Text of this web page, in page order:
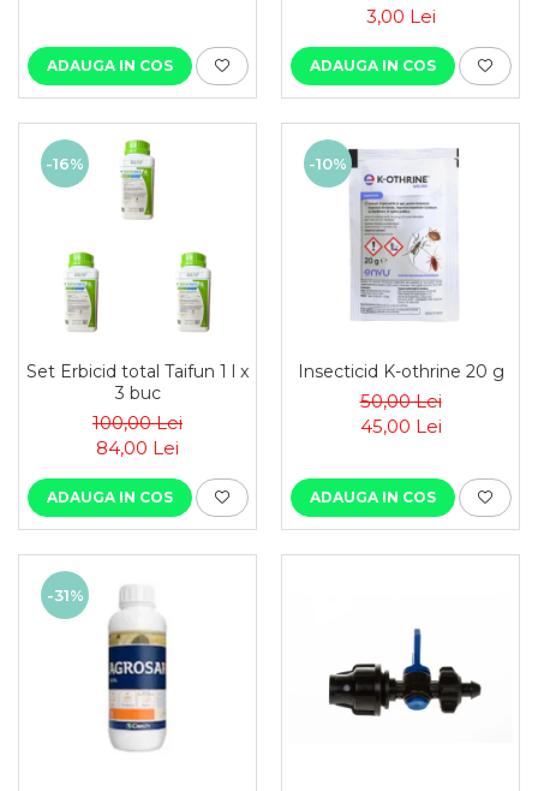
ADAUGA IN COS
3,00 Lei
ADAUGA IN COS
-16%
Set Erbicid total Taifun 1 l x
3 buc
100,00 Lei
84,00 Lei
ADAUGA IN COS
-10%
Insecticid K-othrine 20 g
50,00 Lei
45,00 Lei
ADAUGA IN COS
-31%